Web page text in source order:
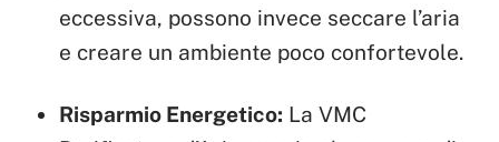
eccessiva, possono invece seccare l’aria
e creare un ambiente poco confortevole.
Risparmio Energetico: La VMC